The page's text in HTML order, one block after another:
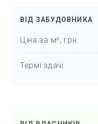
ВІД ЗАБУДОВНИКА
Ціна за м², грн.
Термі здачі